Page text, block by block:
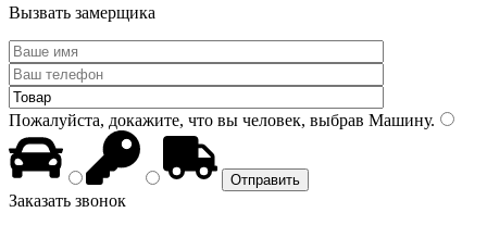
Вызвать замерщика
Пожалуйста, докажите, что вы человек, выбрав Машину.
Заказать звонок